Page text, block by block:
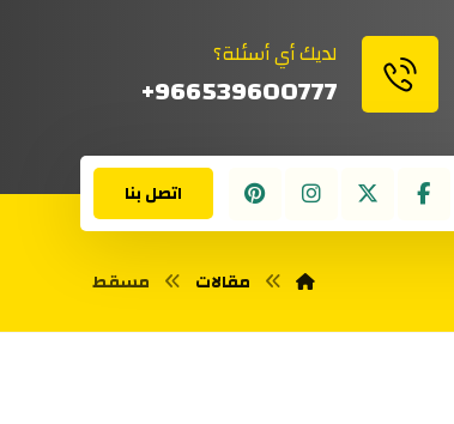
لديك أي أسئلة؟
966539600777+
اتصل بنا
مقالات مسقط